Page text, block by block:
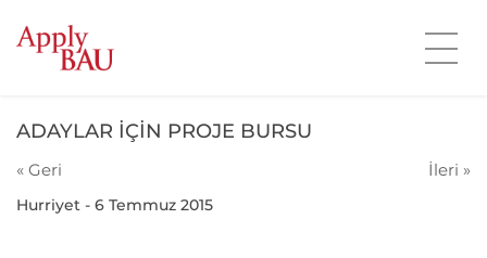
ADAYLAR İÇİN PROJE BURSU
« Geri İleri »
Hurriyet - 6 Temmuz 2015